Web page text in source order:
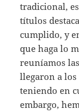
tradicional,
títulos
cumplido, y
que haga lo
reuníamos
llegaron a los
teniendo en
embargo,